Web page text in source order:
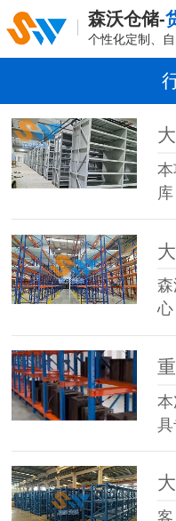
森沃仓储-
个性化定制、